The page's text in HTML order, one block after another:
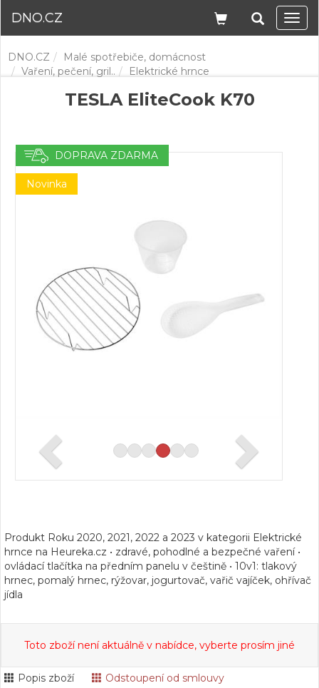
DNO.CZ
DNO.CZ
Malé spotřebiče, domácnost
Vaření, pečení, gril..
Elektrické hrnce
TESLA EliteCook K70
DOPRAVA ZDARMA
Novinka
Produkt Roku 2020, 2021, 2022 a 2023 v kategorii Elektrické
hrnce na Heureka.cz • zdravé, pohodlné a bezpečné vaření •
ovládací tlačítka na předním panelu v češtině • 10v1: tlakový
hrnec, pomalý hrnec, rýžovar, jogurtovač, vařič vajíček, ohřívač
jídla
Toto zboží není aktuálně v nabídce, vyberte prosím jiné
Popis zboží Odstoupení od smlouvy